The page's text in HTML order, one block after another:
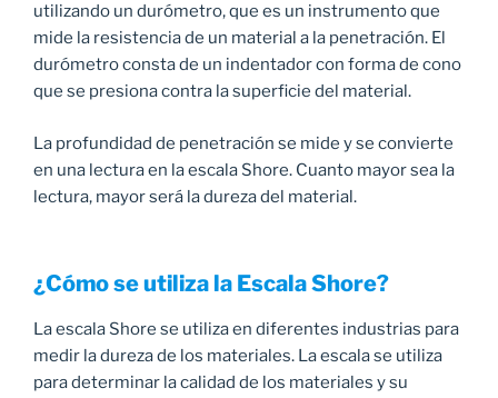
utilizando un durómetro, que es un instrumento que
mide la resistencia de un material a la penetración. El
durómetro consta de un indentador con forma de cono
que se presiona contra la superficie del material.
La profundidad de penetración se mide y se convierte
en una lectura en la escala Shore. Cuanto mayor sea la
lectura, mayor será la dureza del material.
¿Cómo se utiliza la Escala Shore?
La escala Shore se utiliza en diferentes industrias para
medir la dureza de los materiales. La escala se utiliza
para determinar la calidad de los materiales y su